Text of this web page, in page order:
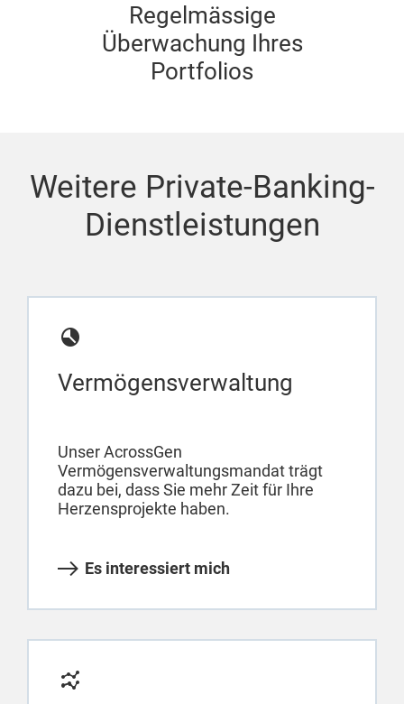
Regelmässige
Überwachung Ihres
Portfolios
Weitere Private-Banking-
Dienstleistungen
Vermögensverwaltung
Unser AcrossGen
Vermögensverwaltungsmandat trägt
dazu bei, dass Sie mehr Zeit für Ihre
Herzensprojekte haben.
Es interessiert mich